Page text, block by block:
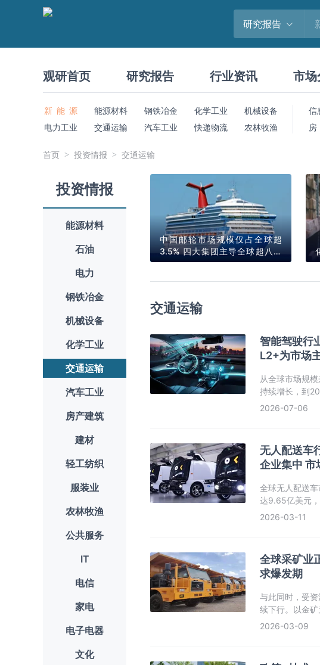
研究报告
观研首页 研究报告 行业资讯 市场
新 能 源 能源材料 钢铁冶金 化学工业
机械设备
电力工业
交通运输 汽车工业 快递物流 农林牧渔
信
首页 投资情报 交通运输
投资情报
能源材料
石油
电力
钢铁冶金
机械设备
化学工业
交通运输
汽车工业
房产建筑
建材
轻工纺织
服装业
农林牧渔
公共服务
IT
电信
家电
电子电器
文化
中国邮轮市场规模仅占全球超
3.5% 四大集团主导全球超八成
订单 订单将稳定延续至2036年
交通运输
智能驾驶行
L2+为市场
从全球市场规
持续增长，到
比增长41.6%。
2026-07-06
无人配送车
企业集中 市
全球无人配送
达9.65亿美元
2031年全球无
2026-03-11
全球采矿业
求爆发期
与此同时，受
续下行。以金
降至0.9克/吨，
2026-03-09